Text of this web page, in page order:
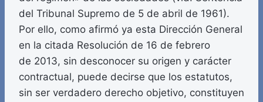
del Tribunal Supremo de 5 de abril de 1961).
Por ello, como afirmó ya esta Dirección General
en la citada Resolución de 16 de febrero
de 2013, sin desconocer su origen y carácter
contractual, puede decirse que los estatutos,
sin ser verdadero derecho objetivo, constituyen